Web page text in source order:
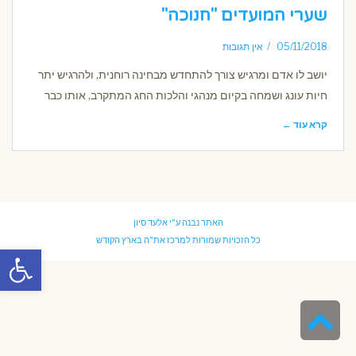
פתח
שערי המועדים "חנוכה"
05/11/2018 אין תגובות
יושב לו אדם ומרגיש צורך להתחדש מבחינה רוחנית, ולהרגיש יתר
חיות עונג ושמחה בקיום מנהגי והלכות החג המתקרב, אותו כבר
קרא עוד ←
האתר נבנה ע"יאלעד סיון
כל הזכויות שמורות למרכז את"ה בארץ הקודש
לראש